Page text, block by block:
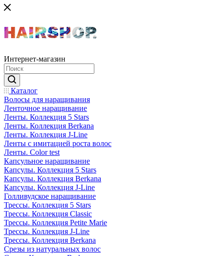
Интернет-магазин
Каталог
Волосы для наращивания
Ленточное наращивание
Ленты. Коллекция 5 Stars
Ленты. Коллекция Berkana
Ленты. Коллекция J-Line
Ленты с имитацией роста волос
Ленты. Color test
Капсульное наращивание
Капсулы. Коллекция 5 Stars
Капсулы. Коллекция Berkana
Капсулы. Коллекция J-Line
Голливудское наращивание
Трессы. Коллекция 5 Stars
Трессы. Коллекция Classic
Трессы. Коллекция Petite Marie
Трессы. Коллекция J-Line
Трессы. Коллекция Berkana
Срезы из натуральных волос